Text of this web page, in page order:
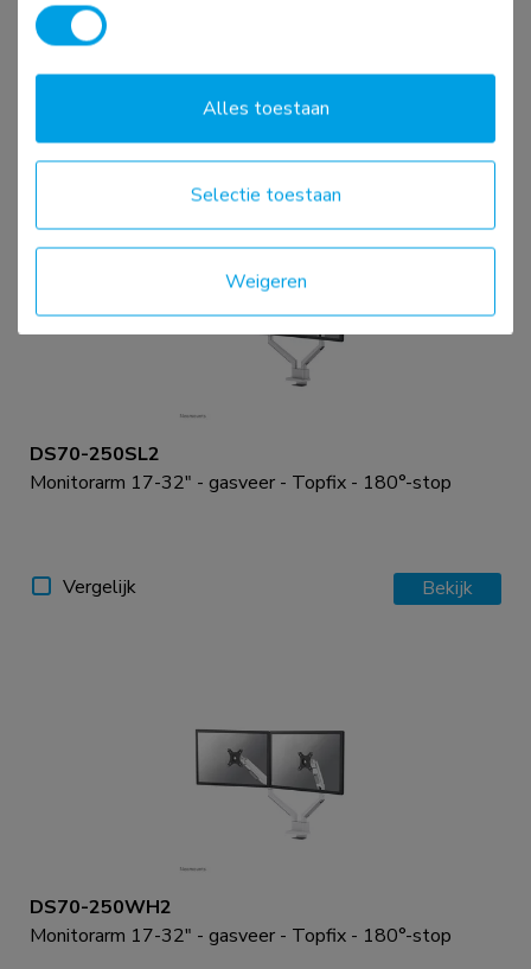
Monitorarm 17-32" - gasveer - Topfix - 180°-stop
DS70-250SL2
Monitorarm 17-32" - gasveer - Topfix - 180°-stop
Vergelijk Bekijk
DS70-250WH2
Monitorarm 17-32" - gasveer - Topfix - 180°-stop
Weigeren
Selectie toestaan
Alles toestaan